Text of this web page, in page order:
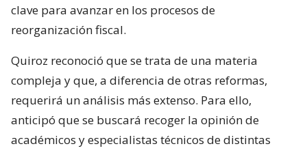
clave para avanzar en los procesos de
reorganización fiscal.
Quiroz reconoció que se trata de una materia
compleja y que, a diferencia de otras reformas,
requerirá un análisis más extenso. Para ello,
anticipó que se buscará recoger la opinión de
académicos y especialistas técnicos de distintas